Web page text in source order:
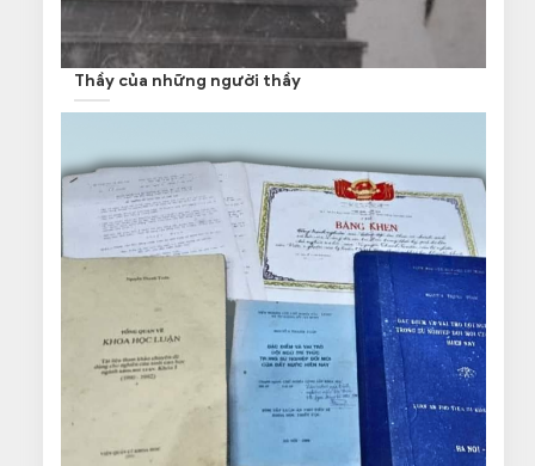
Thầy của những người thầy